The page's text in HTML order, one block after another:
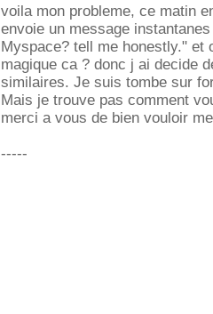
voila mon probleme, ce matin
envoie un message
Myspace? tell me honestly." et
magique ca ? donc j ai decide
similaires. Je suis tombe sur
Mais je trouve pas comment
merci a vous de bien vouloir
-----